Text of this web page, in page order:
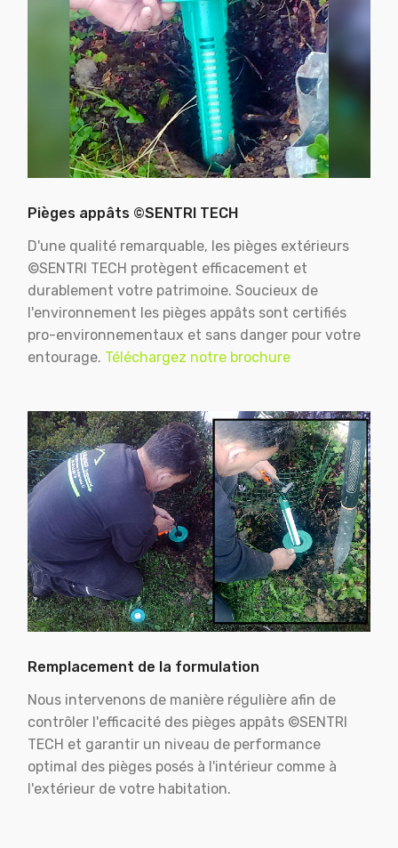
Pièges appâts ©SENTRI TECH
D'une qualité remarquable, les pièges extérieurs
©SENTRI TECH protègent efficacement et
durablement votre patrimoine. Soucieux de
l'environnement les pièges appâts sont certifiés
pro-environnementaux et sans danger pour votre
entourage. Téléchargez notre brochure
Remplacement de la formulation
Nous intervenons de manière régulière afin de
contrôler l'efficacité des pièges appâts ©SENTRI
TECH et garantir un niveau de performance
optimal des pièges posés à l'intérieur comme à
l'extérieur de votre habitation.